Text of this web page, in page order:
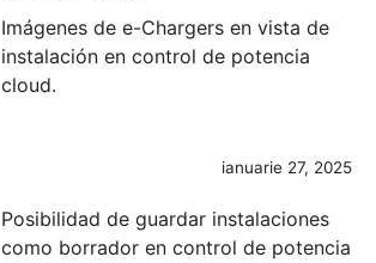
Imágenes de e-Chargers en vista de
instalación en control de potencia
cloud.
ianuarie 27, 2025
Posibilidad de guardar instalaciones
como borrador en control de potencia